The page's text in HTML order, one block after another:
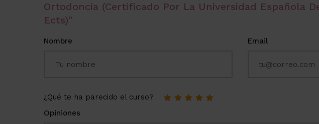
Ortodoncia (Certificado Por La Universidad Española
Ects)”
Nombre Email
¿Qué te ha parecido el curso?
Opiniones